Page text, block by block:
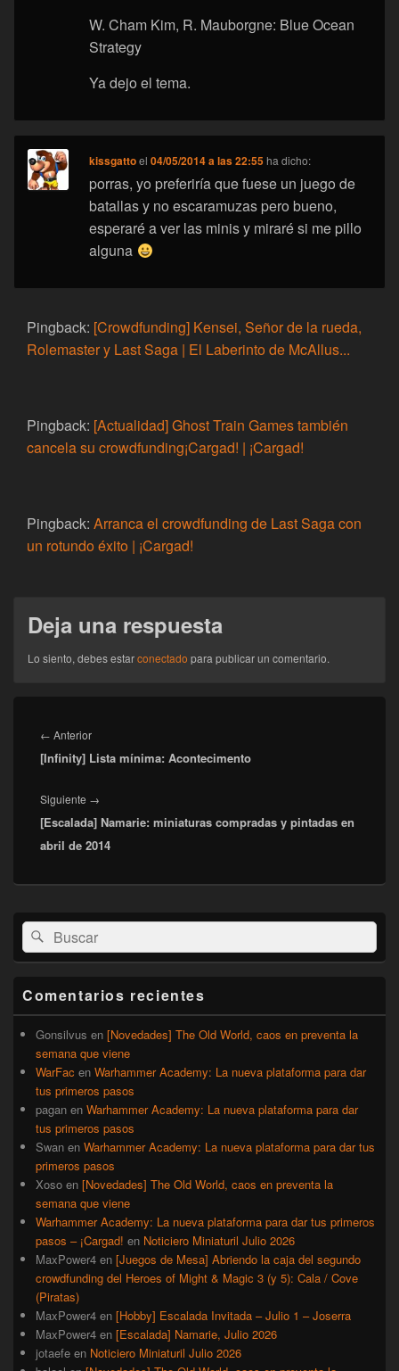
W. Cham Kim, R. Mauborgne: Blue Ocean
Strategy
Ya dejo el tema.
kissgattoel04/05/2014 a las 22:55 ha dicho:
porras, yo preferiría que fuese un juego de
batallas y no escaramuzas pero bueno,
esperaré a ver las minis y miraré si me pillo
alguna
Pingback: [Crowdfunding] Kensei, Señor de la rueda,
Rolemaster y Last Saga | El Laberinto de McAllus...
Pingback: [Actualidad] Ghost Train Games también
cancela su crowdfunding¡Cargad! | ¡Cargad!
Pingback: Arranca el crowdfunding de Last Saga con
un rotundo éxito | ¡Cargad!
Deja una respuesta
Lo siento, debes estarconectado para publicar un comentario.
de
entradas
← AnteriorEntrada
anterior:
[Infinity] Lista mínima: Acontecimento
Siguiente →
siguiente:
[Escalada] Namarie: miniaturas compradas y pintadas en
abril de 2014
El
área
de
widget
lateral
primaria
Buscar
por:
Buscar
Comentarios recientes
Gonsilvus en [Novedades] The Old World, caos en preventa la
semana que viene
WarFac en Warhammer Academy: La nueva plataforma para dar
tus primeros pasos
pagan en Warhammer Academy: La nueva plataforma para dar
tus primeros pasos
Swan en Warhammer Academy: La nueva plataforma para dar tus
primeros pasos
Xoso en [Novedades] The Old World, caos en preventa la
semana que viene
Warhammer Academy: La nueva plataforma para dar tus primeros
pasos – ¡Cargad! en Noticiero Miniaturil Julio 2026
MaxPower4 en [Juegos de Mesa] Abriendo la caja del segundo
crowdfunding del Heroes of Might & Magic 3 (y 5): Cala / Cove
(Piratas)
MaxPower4 en [Hobby] Escalada Invitada – Julio 1 – Joserra
MaxPower4 en [Escalada] Namarie, Julio 2026
jotaefe en Noticiero Miniaturil Julio 2026